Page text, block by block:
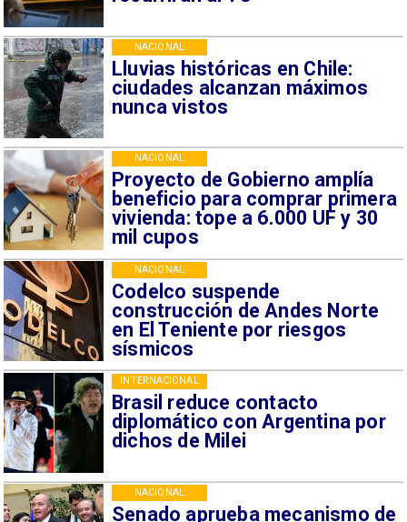
Lluvias históricas en Chile:
ciudades alcanzan máximos
nunca vistos
NACIONAL
Proyecto de Gobierno amplía
beneficio para comprar primera
vivienda: tope a 6.000 UF y 30
mil cupos
NACIONAL
Codelco suspende
construcción de Andes Norte
en El Teniente por riesgos
sísmicos
NACIONAL
Brasil reduce contacto
diplomático con Argentina por
dichos de Milei
INTERNACIONAL
Senado aprueba mecanismo de
NACIONAL